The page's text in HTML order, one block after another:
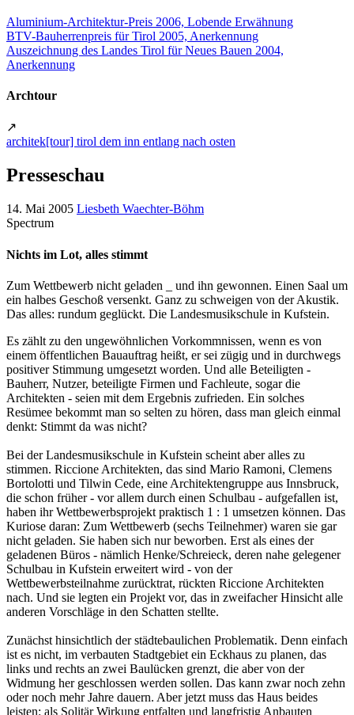
Aluminium-Architektur-Preis 2006, Lobende Erwähnung
BTV-Bauherrenpreis für Tirol 2005, Anerkennung
Auszeichnung des Landes Tirol für Neues Bauen 2004,
Anerkennung
Archtour
↗
architek[tour] tirol dem inn entlang nach osten
Presseschau
14. Mai 2005 Liesbeth Waechter-Böhm
Spectrum
Nichts im Lot, alles stimmt
Zum Wettbewerb nicht geladen _ und ihn gewonnen. Einen Saal um
ein halbes Geschoß versenkt. Ganz zu schweigen von der Akustik.
Das alles: rundum geglückt. Die Landesmusikschule in Kufstein.
Es zählt zu den ungewöhnlichen Vorkommnissen, wenn es von
einem öffentlichen Bauauftrag heißt, er sei zügig und in durchwegs
positiver Stimmung umgesetzt worden. Und alle Beteiligten -
Bauherr, Nutzer, beteiligte Firmen und Fachleute, sogar die
Architekten - seien mit dem Ergebnis zufrieden. Ein solches
Resümee bekommt man so selten zu hören, dass man gleich einmal
denkt: Stimmt da was nicht?
Bei der Landesmusikschule in Kufstein scheint aber alles zu
stimmen. Riccione Architekten, das sind Mario Ramoni, Clemens
Bortolotti und Tilwin Cede, eine Architektengruppe aus Innsbruck,
die schon früher - vor allem durch einen Schulbau - aufgefallen ist,
haben ihr Wettbewerbsprojekt praktisch 1 : 1 umsetzen können. Das
Kuriose daran: Zum Wettbewerb (sechs Teilnehmer) waren sie gar
nicht geladen. Sie haben sich nur beworben. Erst als eines der
geladenen Büros - nämlich Henke/Schreieck, deren nahe gelegener
Schulbau in Kufstein erweitert wird - von der
Wettbewerbsteilnahme zurücktrat, rückten Riccione Architekten
nach. Und sie legten ein Projekt vor, das in zweifacher Hinsicht alle
anderen Vorschläge in den Schatten stellte.
Zunächst hinsichtlich der städtebaulichen Problematik. Denn einfach
ist es nicht, im verbauten Stadtgebiet ein Eckhaus zu planen, das
links und rechts an zwei Baulücken grenzt, die aber von der
Widmung her geschlossen werden sollen. Das kann zwar noch zehn
oder noch mehr Jahre dauern. Aber jetzt muss das Haus beides
leisten: als Solitär Wirkung entfalten und langfristig Anbauten